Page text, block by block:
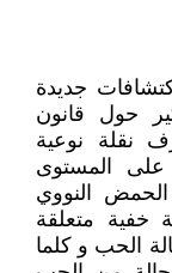
جديدة
حول قانون
نقلة نوعية
المستوى
النووي
خفية متعلقة
الحب و كلما